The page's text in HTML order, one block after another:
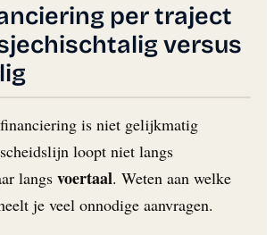
per traject
versus
is niet gelijkmatig
loopt niet langs
langs voertaal. Weten aan welke
je veel onnodige aanvragen.